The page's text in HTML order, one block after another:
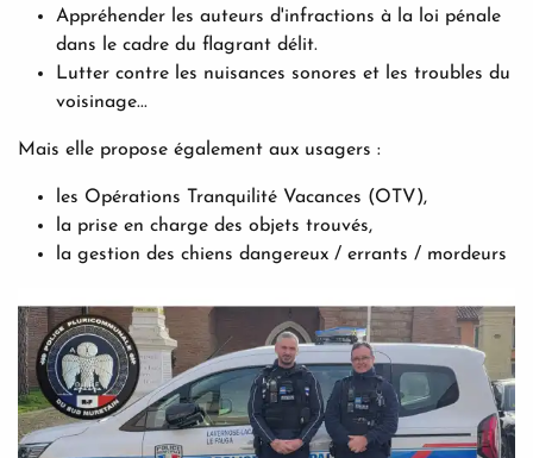
Appréhender les auteurs d'infractions à la loi pénale
dans le cadre du flagrant délit.
Lutter contre les nuisances sonores et les troubles du
voisinage...
Mais elle propose également aux usagers :
les Opérations Tranquilité Vacances (OTV),
la prise en charge des objets trouvés,
la gestion des chiens dangereux / errants / mordeurs